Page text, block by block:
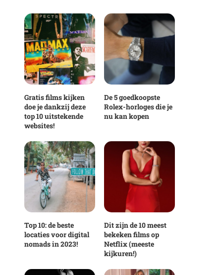
Gratis films kijken
doe je dankzij deze
top 10 uitstekende
websites!
De 5 goedkoopste
Rolex-horloges die je
nu kan kopen
Top 10: de beste
locaties voor digital
nomads in 2023!
Dit zijn de 10 meest
bekeken films op
Netflix (meeste
kijkuren!)